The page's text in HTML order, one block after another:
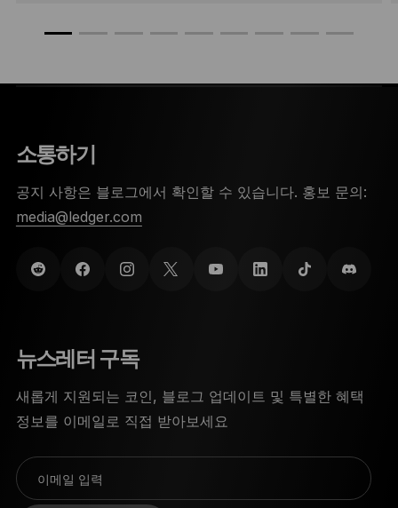
소통하기
공지 사항은 블로그에서 확인할 수 있습니다. 홍보 문의:
media@ledger.com
뉴스레터 구독
새롭게 지원되는 코인, 블로그 업데이트 및 특별한 혜택
정보를 이메일로 직접 받아보세요
이메일 입력